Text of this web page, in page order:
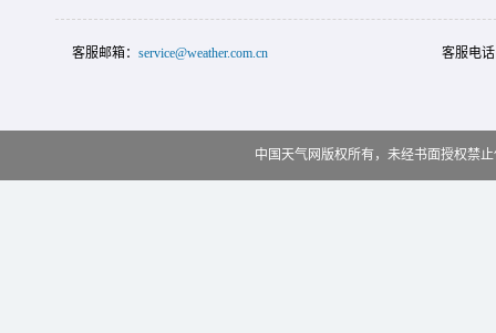
客服邮箱： service@weather.com.cn 客服电
中国天气网版权所有，未经书面授权